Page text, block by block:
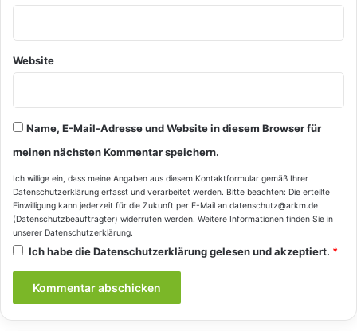
Website
Name, E-Mail-Adresse und Website in diesem Browser für
meinen nächsten Kommentar speichern.
Ich willige ein, dass meine Angaben aus diesem Kontaktformular gemäß Ihrer
Datenschutzerklärung erfasst und verarbeitet werden. Bitte beachten: Die erteilte
Einwilligung kann jederzeit für die Zukunft per E-Mail an datenschutz@arkm.de
(Datenschutzbeauftragter) widerrufen werden. Weitere Informationen finden Sie in
unserer Datenschutzerklärung.
Ich habe dieDatenschutzerklärunggelesen und akzeptiert. *